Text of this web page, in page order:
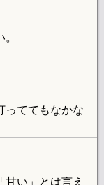
っててもなかな
い」とは言え